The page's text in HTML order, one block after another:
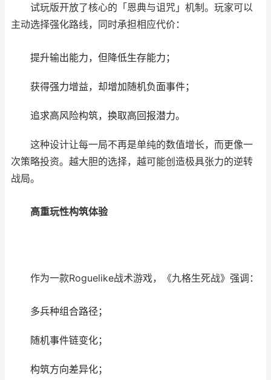
试玩版开放了核心的「恩典与诅咒」机制。玩家可以
主动选择强化路线，同时承担相应代价：
提升输出能力，但降低生存能力；
获得强力增益，却增加随机负面事件；
追求高风险构筑，换取高回报潜力。
这种设计让每一局不再是单纯的数值增长，而更像一
次策略投资。越大胆的选择，越可能创造极具张力的逆转
战局。
高重玩性构筑体验
作为一款Roguelike战术游戏，《九格生死战》强调：
多兵种组合路径；
随机事件链变化；
构筑方向差异化；